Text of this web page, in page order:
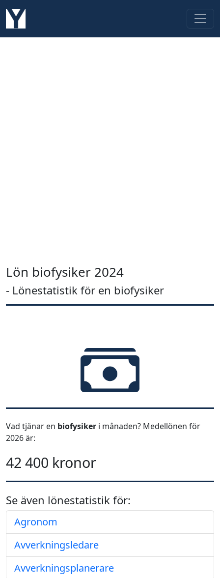
Lön biofysiker 2024
- Lönestatistik för en biofysiker
Vad tjänar en biofysiker i månaden? Medellönen för
2026 är:
42 400 kronor
Se även lönestatistik för:
Agronom
Avverkningsledare
Avverkningsplanerare